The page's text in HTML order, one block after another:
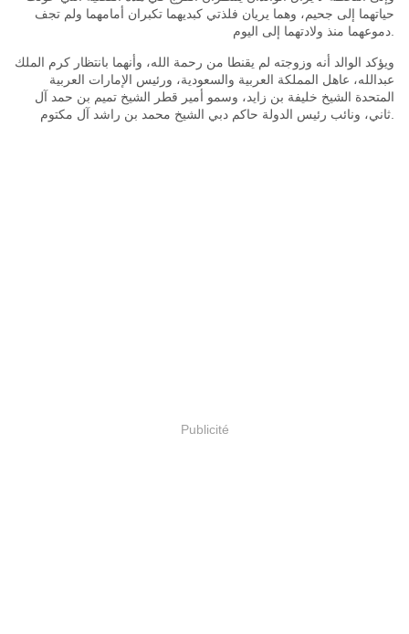
حياتهما إلى جحيم، وهما يريان فلذتي كبديهما تكبران أمامهما ولم تجف
ويؤكد الوالد أنه وزوجته لم يقنطا من رحمة الله، وأنهما بانتظار كرم الملك
عبدالله، عاهل المملكة العربية والسعودية، ورئيس الإمارات العربية
المتحدة الشيخ خليفة بن زايد، وسمو أمير قطر الشيخ تميم بن حمد آل
Publicité